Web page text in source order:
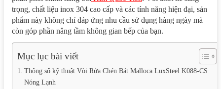
trọng, chất liệu inox 304 cao cấp và các tính năng hiện đại, sản
phẩm này không chỉ đáp ứng nhu cầu sử dụng hàng ngày mà
còn góp phần nâng tầm không gian bếp của bạn.
Mục lục bài viết
Thông số kỹ thuật Vòi Rửa Chén Bát Malloca LuxSteel K088-CS
Nóng Lạnh